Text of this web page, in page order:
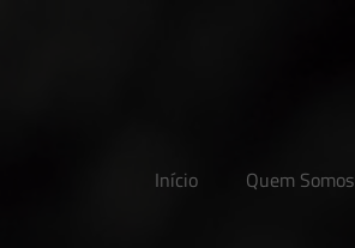
Início Quem Somos